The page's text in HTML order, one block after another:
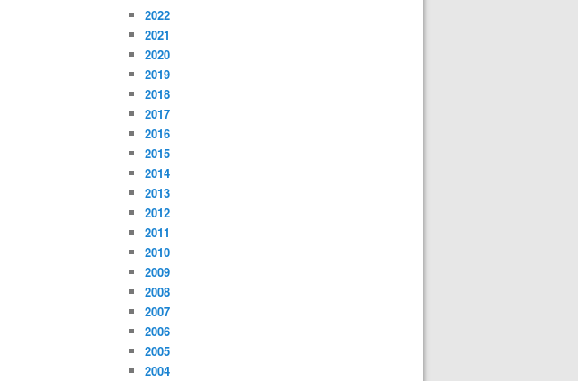
2022
2021
2020
2019
2018
2017
2016
2015
2014
2013
2012
2011
2010
2009
2008
2007
2006
2005
2004